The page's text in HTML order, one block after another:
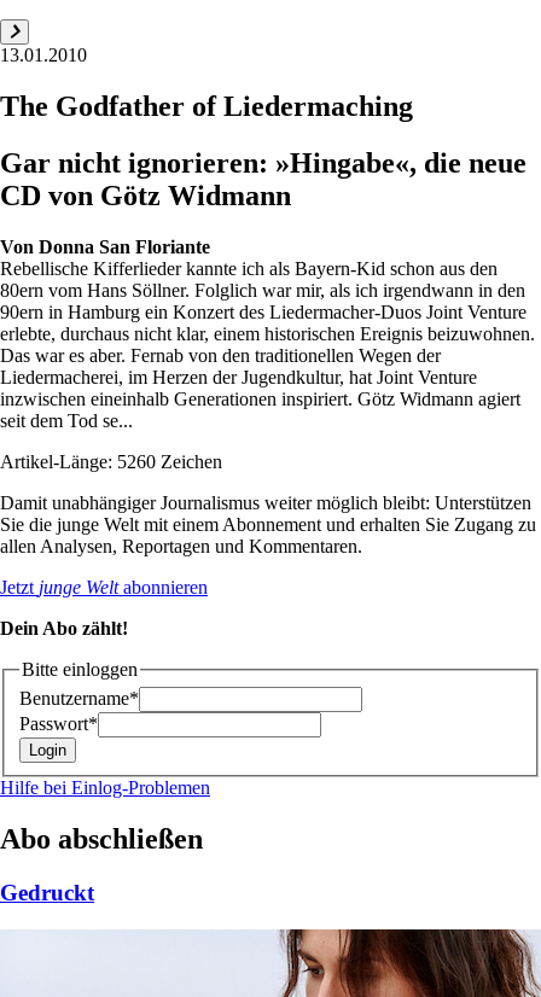
13.01.2010
The Godfather of Liedermaching
Gar nicht ignorieren: »Hingabe«, die neue
CD von Götz Widmann
Von Donna San Floriante
Rebellische Kifferlieder kannte ich als Bayern-Kid schon aus den
80ern vom Hans Söllner. Folglich war mir, als ich irgendwann in den
90ern in Hamburg ein Konzert des Liedermacher-Duos Joint Venture
erlebte, durchaus nicht klar, einem historischen Ereignis beizuwohnen.
Das war es aber. Fernab von den traditionellen Wegen der
Liedermacherei, im Herzen der Jugendkultur, hat Joint Venture
inzwischen eineinhalb Generationen inspiriert. Götz Widmann agiert
seit dem Tod se...
Artikel-Länge: 5260 Zeichen
Damit unabhängiger Journalismus weiter möglich bleibt: Unterstützen
Sie die junge Welt mit einem Abonnement und erhalten Sie Zugang zu
allen Analysen, Reportagen und Kommentaren.
Jetzt junge Weltabonnieren
Dein Abo zählt!
Bitte einloggen
Benutzername*
Passwort*
Hilfe bei Einlog-Problemen
Abo abschließen
Gedruckt